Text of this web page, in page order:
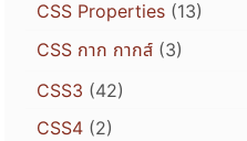
CSS Properties(13)
CSS กาก กากส์(3)
CSS3 (42)
CSS4(2)